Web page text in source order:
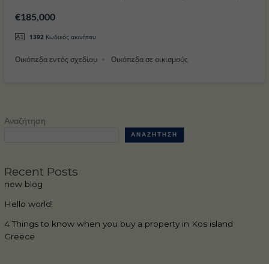
€185,000
1392 Κωδικός ακινήτου
Οικόπεδα εντός σχεδίου Οικόπεδα σε οικισμούς
Αναζήτηση
ΑΝΑΖΉΤΗΣΗ
Recent Posts
new blog
Hello world!
4 Things to know when you buy a property in Kos island
Greece